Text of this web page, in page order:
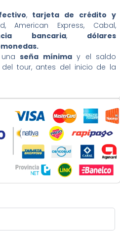
, tarjeta de crédito y
American Express, Cabal,
bancaria, dólares
unaseña mínimay el saldo
tour, antes del inicio de la